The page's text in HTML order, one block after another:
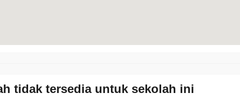
tidak tersedia untuk sekolah ini